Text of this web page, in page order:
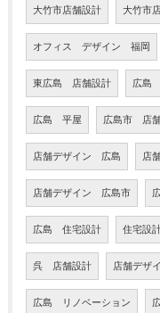
大竹市店舗設計 大竹市
オフィス デザイン 福岡
東広島 店舗設計 広島
広島 平屋 広島市 店
店舗デザイン 広島 店
店舗デザイン 広島市
広島 住宅設計 住宅設
呉 店舗設計 店舗デザ
広島 リノベーション